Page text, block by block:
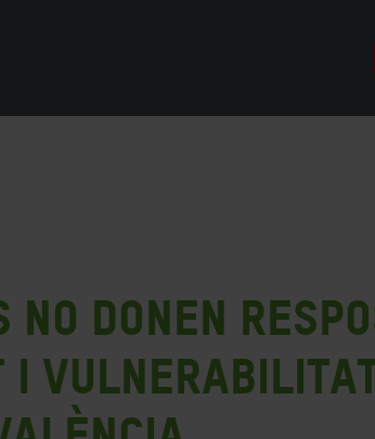
no donen
vulnerabilitat